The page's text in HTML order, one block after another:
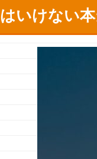
はいけない